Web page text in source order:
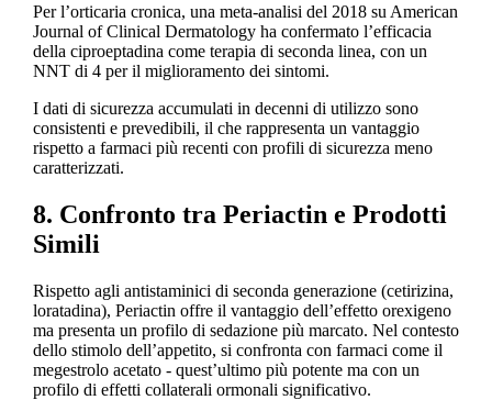
Per l’orticaria cronica, una meta-analisi del 2018 su American
Journal of Clinical Dermatology ha confermato l’efficacia
della ciproeptadina come terapia di seconda linea, con un
NNT di 4 per il miglioramento dei sintomi.
I dati di sicurezza accumulati in decenni di utilizzo sono
consistenti e prevedibili, il che rappresenta un vantaggio
rispetto a farmaci più recenti con profili di sicurezza meno
caratterizzati.
8. Confronto tra Periactin e Prodotti
Simili
Rispetto agli antistaminici di seconda generazione (cetirizina,
loratadina), Periactin offre il vantaggio dell’effetto orexigeno
ma presenta un profilo di sedazione più marcato. Nel contesto
dello stimolo dell’appetito, si confronta con farmaci come il
megestrolo acetato - quest’ultimo più potente ma con un
profilo di effetti collaterali ormonali significativo.